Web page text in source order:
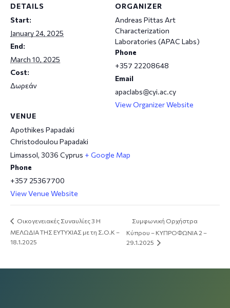
DETAILS
Start:
January 24, 2025
End:
March 10, 2025
Cost:
Δωρεάν
VENUE
Apothikes Papadaki
Christodoulou Papadaki
Limassol, 3036 Cyprus + Google Map
Phone
+357 25367700
View Venue Website
ORGANIZER
Andreas Pittas Art
Characterization
Laboratories (APAC Labs)
Phone
+357 22208648
Email
apaclabs@cyi.ac.cy
View Organizer Website
Oικογενειακές Συναυλίες 3 Η
ΜΕΛΩΔΙΑ ΤΗΣ ΕΥΤΥΧΙΑΣ με τη Σ.Ο.Κ –
18.1.2025
Συμφωνική Ορχήστρα
Κύπρου – ΚΥΠΡΟΦΩΝΙΑ 2 –
29.1.2025